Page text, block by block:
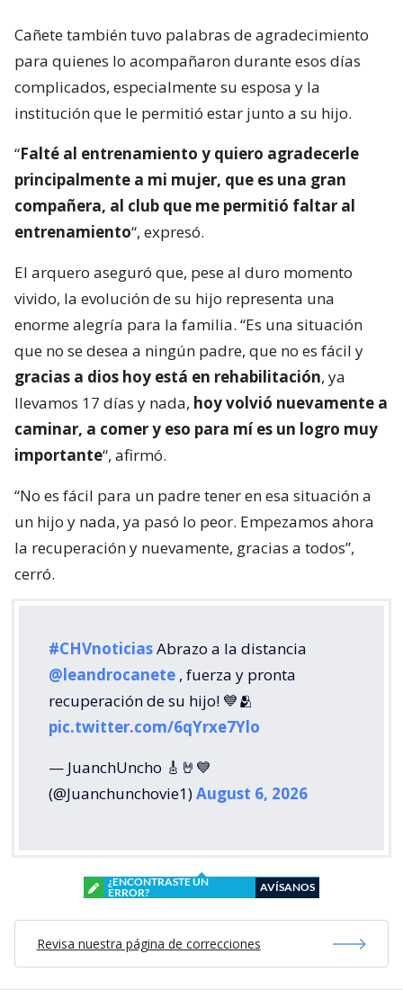
Cañete también tuvo palabras de agradecimiento
para quienes lo acompañaron durante esos días
complicados, especialmente su esposa y la
institución que le permitió estar junto a su hijo.
“Falté al entrenamiento y quiero agradecerle
principalmente a mi mujer, que es una gran
compañera, al club que me permitió faltar al
entrenamiento“, expresó.
El arquero aseguró que, pese al duro momento
vivido, la evolución de su hijo representa una
enorme alegría para la familia. “Es una situación
que no se desea a ningún padre, que no es fácil y
gracias a dios hoy está en rehabilitación, ya
llevamos 17 días y nada, hoy volvió nuevamente a
caminar, a comer y eso para mí es un logro muy
importante“, afirmó.
“No es fácil para un padre tener en esa situación a
un hijo y nada, ya pasó lo peor. Empezamos ahora
la recuperación y nuevamente, gracias a todos”,
cerró.
#CHVnoticiasAbrazo a la distancia
@leandrocanete , fuerza y pronta
recuperación de su hijo! 💙🫂
pic.twitter.com/6qYrxe7Ylo
— JuanchUncho 🎸🤘💙
(@Juanchunchovie1)August 6, 2026
¿ENCONTRASTE UN
ERROR?
AVÍSANOS
Revisa nuestra página de correcciones